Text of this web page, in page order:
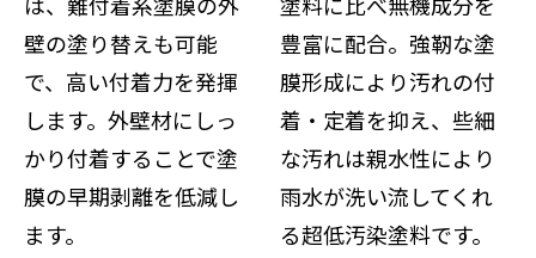
壁の塗り替えも可能
で、高い付着力を発揮
します。外壁材にしっ
かり付着することで塗
膜の早期剥離を低減し
ます。
豊富に配合。強靭な塗
膜形成により汚れの付
着・定着を抑え、些細
な汚れは親水性により
雨水が洗い流してくれ
る超低汚染塗料です。